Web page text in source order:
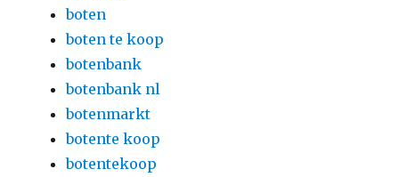
boten
boten te koop
botenbank
botenbank nl
botenmarkt
botente koop
botentekoop